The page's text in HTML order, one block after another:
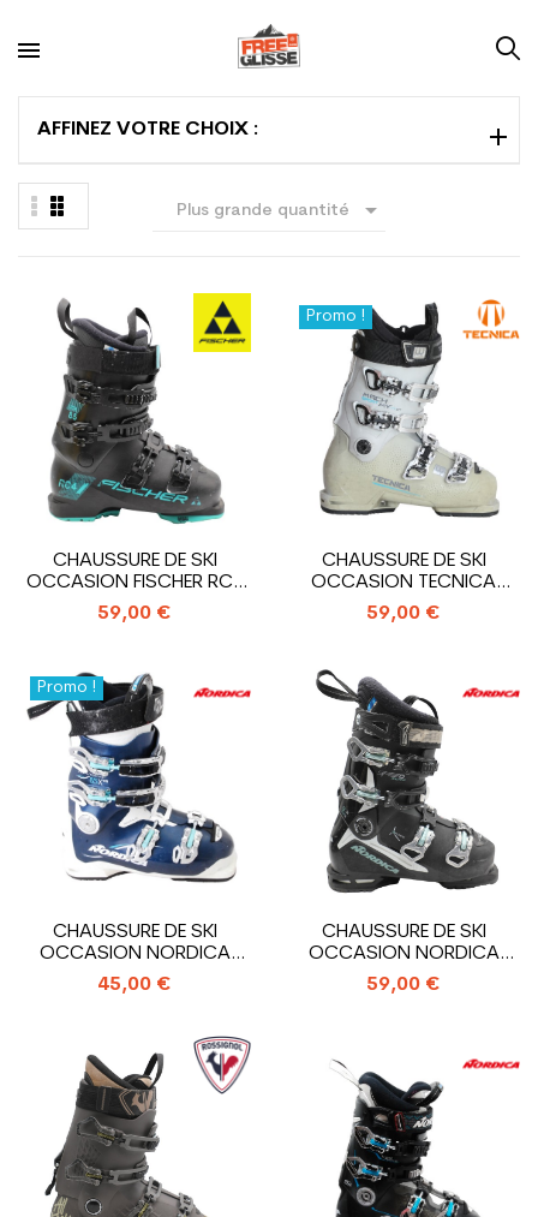
AFFINEZ VOTRE CHOIX :
Plus grande quantité 
CHAUSSURE DE SKI
OCCASION FISCHER RC4
85 XTR HV
59,00 €
CHAUSSURE DE SKI
OCCASION TECNICA
MACH SPORT MV RT W
59,00 €
Promo !
CHAUSSURE DE SKI
OCCASION NORDICA
SPORTMACHINE 85 XWR
45,00 €
Promo !
CHAUSSURE DE SKI
OCCASION NORDICA
SPEEDMACHINE 95R W
59,00 €